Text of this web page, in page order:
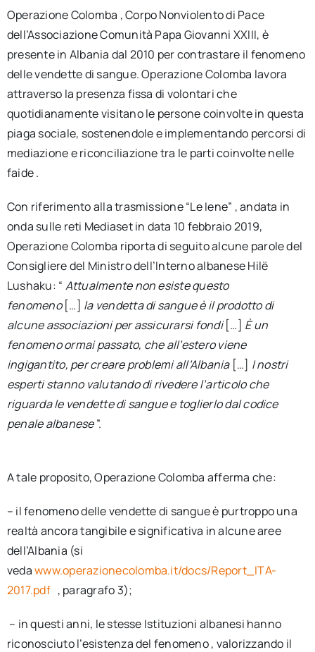
Operazione Colomba , Corpo Nonviolento di Pace
dell’Associazione Comunità Papa Giovanni XXIII, è
presente in Albania dal 2010 per contrastare il fenomeno
delle vendette di sangue. Operazione Colomba lavora
attraverso la presenza fissa di volontari che
quotidianamente visitano le persone coinvolte in questa
piaga sociale, sostenendole e implementando percorsi di
mediazione e riconciliazione tra le parti coinvolte nelle
faide .
Con riferimento alla trasmissione “Le Iene” , andata in
onda sulle reti Mediaset in data 10 febbraio 2019,
Operazione Colomba riporta di seguito alcune parole del
Consigliere del Ministro dell’Interno albanese Hilë
Lushaku: “ Attualmente non esiste questo
fenomeno […] la vendetta di sangue è il prodotto di
alcune associazioni per assicurarsi fondi[…] È un
fenomeno ormai passato, che all’estero viene
ingigantito, per creare problemi all’Albania […] I nostri
esperti stanno valutando di rivedere l’articolo che
riguarda le vendette di sangue e toglierlo dal codice
penale albanese”.
A tale proposito, Operazione Colomba afferma che:
– il fenomeno delle vendette di sangue è purtroppo una
realtà ancora tangibile e significativa in alcune aree
dell’Albania (si
vedawww.operazionecolomba.it/docs/Report_ITA-
2017.pdf , paragrafo 3);
– in questi anni, le stesse Istituzioni albanesi hanno
riconosciuto l’esistenza del fenomeno , valorizzando il